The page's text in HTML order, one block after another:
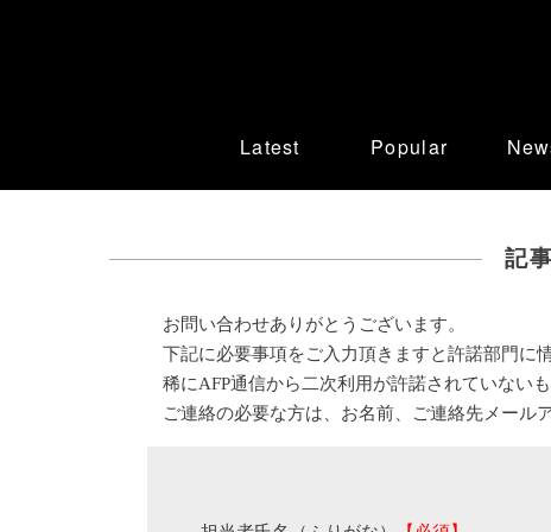
Latest Popular
記
お問い合わせありがとうございます。
下記に必要事項をご入力頂きますと許諾部門に
稀にAFP通信から二次利用が許諾されていない
ご連絡の必要な方は、お名前、ご連絡先メール